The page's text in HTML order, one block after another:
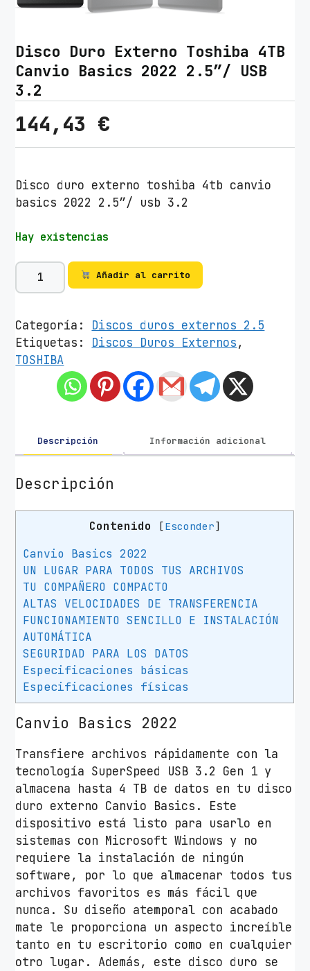
Disco Duro Externo Toshiba 4TB
Canvio Basics 2022 2.5″/ USB
3.2
144,43 €
Disco duro externo toshiba 4tb canvio
basics 2022 2.5″/ usb 3.2
Hay existencias
D
i
c
o
D
t
e
n
B
C
n
v
i
o
B
a
s
i
c
s
2
0
2
Añadir al carrito
Categoría: Discos duros externos 2.5
Etiquetas: Discos Duros Externos,
TOSHIBA
Descripción Información adicional
Descripción
Contenido [Esconder]
Canvio Basics 2022
UN LUGAR PARA TODOS TUS ARCHIVOS
TU COMPAÑERO COMPACTO
ALTAS VELOCIDADES DE TRANSFERENCIA
FUNCIONAMIENTO SENCILLO E INSTALACIÓN
AUTOMÁTICA
SEGURIDAD PARA LOS DATOS
Especificaciones básicas
Especificaciones físicas
Canvio Basics 2022
Transfiere archivos rápidamente con la
tecnología SuperSpeed USB 3.2 Gen 1 y
almacena hasta 4 TB de datos en tu disco
duro externo Canvio Basics. Este
dispositivo está listo para usarlo en
sistemas con Microsoft Windows y no
requiere la instalación de ningún
software, por lo que almacenar todos tus
archivos favoritos es más fácil que
nunca. Su diseño atemporal con acabado
mate le proporciona un aspecto increíble
tanto en tu escritorio como en cualquier
otro lugar. Además, este disco duro se